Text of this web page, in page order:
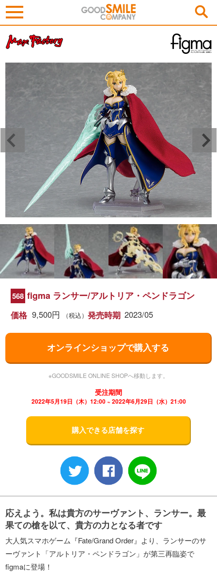
568 figma ランサー/アルトリア・ペンドラゴン
価格 9,500円 （税込） 発売時期 2023/05
オンラインショップで購入する
※GOODSMILE ONLINE SHOPへ移動します。
受注期間
2022年5月19日（木）12:00 ~ 2022年6月29日（水）21:00
購入できる店舗を探す
応えよう。私は貴方のサーヴァント、ランサー。最
果ての槍を以て、貴方の力となる者です
大人気スマホゲーム『Fate/Grand Order』より、ランサーのサ
ーヴァント「アルトリア・ペンドラゴン」が第三再臨姿で
figmaに登場！